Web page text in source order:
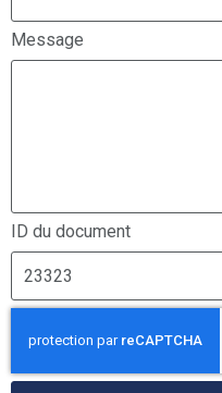
Message
ID du document